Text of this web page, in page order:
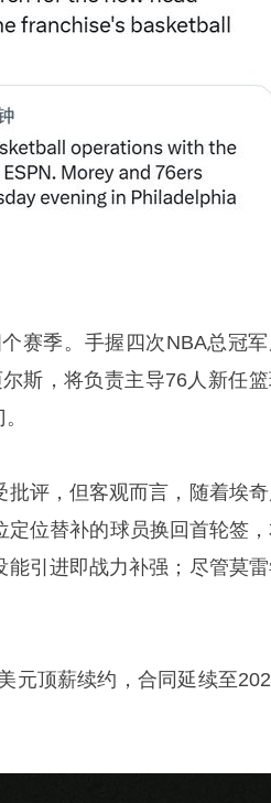
赛季。手握四次NBA总冠
斯，将负责主导76人新任
评，但客观而言，随着埃
位替补的球员换回首轮签
引进即战力补强；尽管莫
元顶薪续约，合同延续至